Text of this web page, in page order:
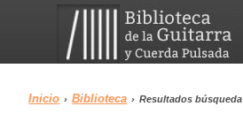
Inicio › Biblioteca › Resultados búsqueda